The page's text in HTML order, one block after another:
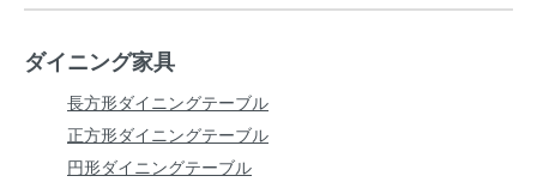
ダイニング家具
長方形ダイニングテーブル
正方形ダイニングテーブル
円形ダイニングテーブル